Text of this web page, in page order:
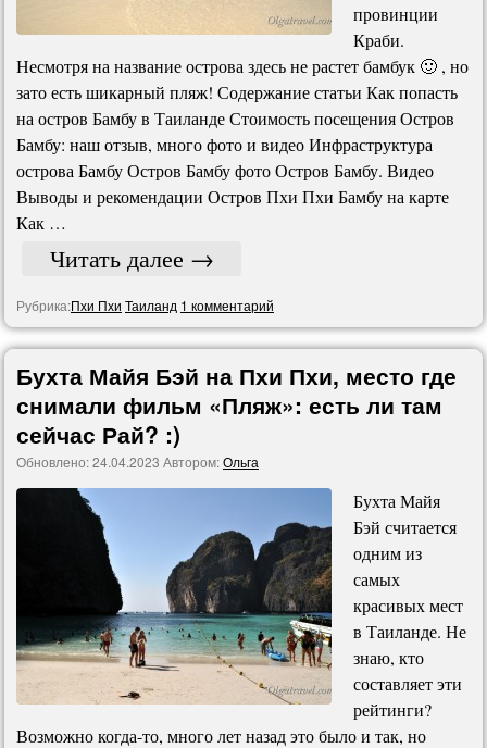
провинции
Краби.
Несмотря на название острова здесь не растет бамбук 🙂 , но
зато есть шикарный пляж! Содержание статьи Как попасть
на остров Бамбу в Таиланде Стоимость посещения Остров
Бамбу: наш отзыв, много фото и видео Инфраструктура
острова Бамбу Остров Бамбу фото Остров Бамбу. Видео
Выводы и рекомендации Остров Пхи Пхи Бамбу на карте
Как …
Читать далее →
Рубрика:Пхи Пхи Таиланд 1 комментарий
Бухта Майя Бэй на Пхи Пхи, место где
снимали фильм «Пляж»: есть ли там
сейчас Рай? :)
Обновлено:24.04.2023 Автором:Ольга
Бухта Майя
Бэй считается
одним из
самых
красивых мест
в Таиланде. Не
знаю, кто
составляет эти
рейтинги?
Возможно когда-то, много лет назад это было и так, но